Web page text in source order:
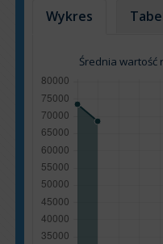
Wykres
Średnia wartość